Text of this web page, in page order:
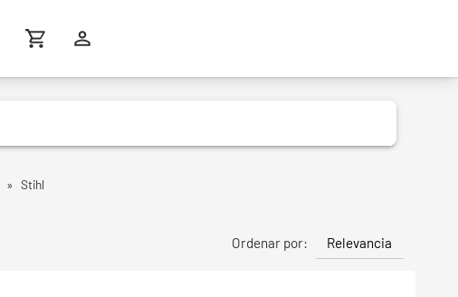
» Stihl
Ordenar por: Relevancia